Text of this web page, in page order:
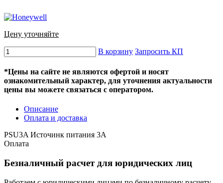
Цену уточняйте
В корзину Запросить КП
*Цены на сайте не являются офертой и носят
ознакомительный характер, для уточнения актуальности
цены вы можете связаться с оператором.
Описание
Оплата и доставка
PSU3A Источинк питания 3А
Оплата
Безналичный расчет для юридических лиц